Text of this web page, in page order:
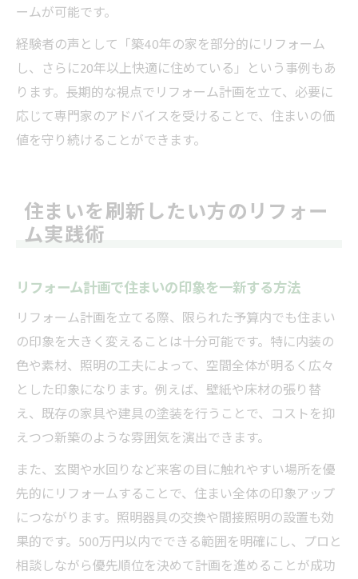
ームが可能です。
経験者の声として「築40年の家を部分的にリフォーム
し、さらに20年以上快適に住めている」という事例もあ
ります。長期的な視点でリフォーム計画を立て、必要に
応じて専門家のアドバイスを受けることで、住まいの価
値を守り続けることができます。
住まいを刷新したい方のリフォー
ム実践術
リフォーム計画で住まいの印象を一新する方法
リフォーム計画を立てる際、限られた予算内でも住まい
の印象を大きく変えることは十分可能です。特に内装の
色や素材、照明の工夫によって、空間全体が明るく広々
とした印象になります。例えば、壁紙や床材の張り替
え、既存の家具や建具の塗装を行うことで、コストを抑
えつつ新築のような雰囲気を演出できます。
また、玄関や水回りなど来客の目に触れやすい場所を優
先的にリフォームすることで、住まい全体の印象アップ
につながります。照明器具の交換や間接照明の設置も効
果的です。500万円以内でできる範囲を明確にし、プロと
相談しながら優先順位を決めて計画を進めることが成功